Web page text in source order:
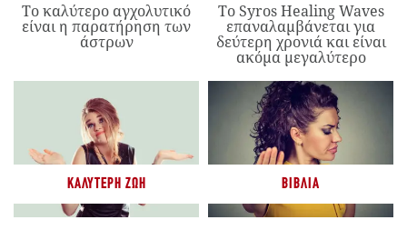
Το καλύτερο αγχολυτικό
είναι η παρατήρηση των
άστρων
Το Syros Healing Waves
επαναλαμβάνεται για
δεύτερη χρονιά και είναι
ακόμα μεγαλύτερο
ΚΑΛΎΤΕΡΗ ΖΩΉ ΒΙΒΛΊΑ